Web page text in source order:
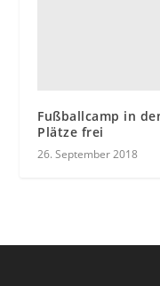
Fußballcamp in
Plätze frei
26. September 2018